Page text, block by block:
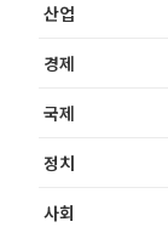
산업
경제
국제
정치
사회